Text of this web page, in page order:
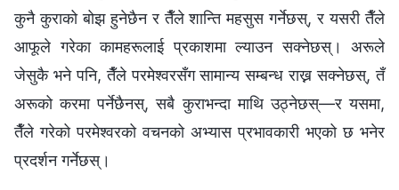
कुनै कुराको बोझ हुनेछैन र तैँले शान्ति महसुस गर्नेछस्, र यसरी तैँले
आफूले गरेका कामहरूलाई प्रकाशमा ल्याउन सक्नेछस्। अरूले
जेसुकै भने पनि, तैँले परमेश्‍वरसँग सामान्य सम्बन्ध राख्न सक्नेछस्, तँ
अरूको करमा पर्नेछैनस्, सबै कुराभन्दा माथि उठ्नेछस्—र यसमा,
तैँले गरेको परमेश्‍वरको वचनको अभ्यास प्रभावकारी भएको छ भनेर
प्रदर्शन गर्नेछस्।